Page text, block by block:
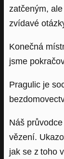
zatčeným,
zvídavé
Konečná
jsme
Pragulic je
Náš
vězení.
jak se z toho